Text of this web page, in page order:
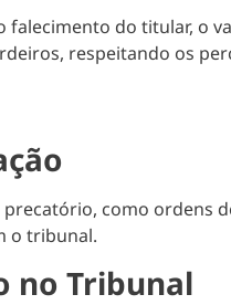
do titular, o
respeitando os
como ordens
o tribunal.
no Tribunal